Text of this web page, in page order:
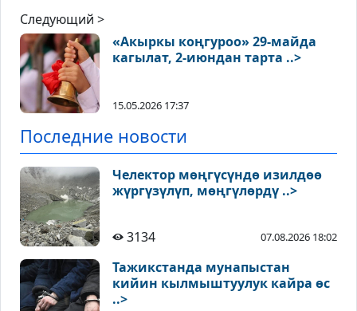
Следующий >
«Акыркы коңгуроо» 29-майда
кагылат, 2-июндан тарта ..>
15.05.2026 17:37
Последние новости
Челектор мөңгүсүндө изилдөө
жүргүзүлүп, мөңгүлөрдү ..>
3134 07.08.2026 18:02
Тажикстанда мунапыстан
кийин кылмыштуулук кайра өс
..>